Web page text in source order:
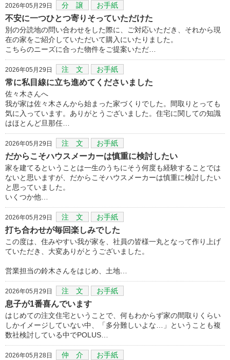
2026年05月29日 分 譲 お手紙
不安に一つひとつ寄りそっていただけた
別の分読地の問い合わせをした際に、ご対応いただき、それから現
在の家をご紹介していただいて購入にいたりました。
こちらのニーズに合った物件をご提案いただ…
2026年05月29日 注 文 お手紙
常に私目線に立ち進めてくださいました
佐々木さんへ
我が家は佐々木さんから始まった家づくりでした。間取りとっても
気に入っています。ありがとうございました。住宅に関しての知識
はほとんど旦那任…
2026年05月29日 注 文 お手紙
だからこそハウスメーカーは慎重に検討したい
家を建てるということは一生のうちにそう何度も経験することでは
ないと思いますが、だからこそハウスメーカーは慎重に検討したい
と思っていました。
いくつか他…
2026年05月29日 注 文 お手紙
打ち合わせが毎回楽しみでした
この度は、住みやすい我が家を、社員の皆様一丸となって作り上げ
ていただき、大変ありがとうございました。
営業担当の鈴木さんをはじめ、土地…
2026年05月29日 注 文 お手紙
息子が1番喜んでいます
はじめての注文住宅ということで、何もわからず家の間取りくらい
しかイメージしていない中、「多分難しいよな…」ということも複
数社検討している中でPOLUS…
2026年05月28日 仲 介 お手紙